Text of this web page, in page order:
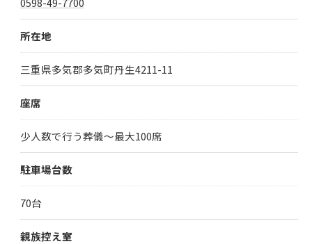
所在地
三重県多気郡多気町丹生4211-11
座席
少人数で行う葬儀～最大100席
駐車場台数
70台
親族控え室